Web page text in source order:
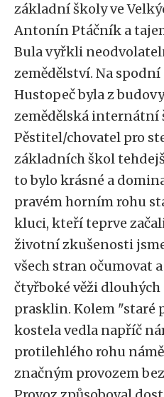
základní školy ve
Antonín Ptáčník a
Bula vyřkli
zemědělství. Na
Hustopeč byla z
zemědělská internátní
Pěstitel/chovatel pro
základních škol
to bylo krásné a
pravém horním rohu
kluci, kteří teprve
životní zkušenosti
všech stran očumovat
čtyřboké věži
prasklin. Kolem "staré
kostela vedla napříč
protilehlého rohu
značným provozem